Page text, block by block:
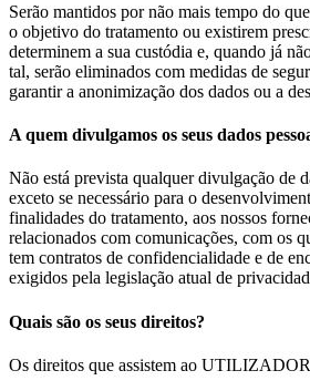
Serão mantidos por não mais tempo do
o objetivo do tratamento ou existirem
determinem a sua custódia e, quando já
tal, serão eliminados com medidas de
garantir a anonimização dos dados ou a
A quem divulgamos os seus dados
Não está prevista qualquer divulgação de
exceto se necessário para o
finalidades do tratamento, aos nossos
relacionados com comunicações, com os
tem contratos de confidencialidade e de
exigidos pela legislação atual de
Quais são os seus direitos?
Os direitos que assistem ao